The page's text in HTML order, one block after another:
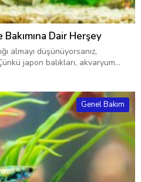
Dair Herşey
almayı düşünüyorsanız,
japon balıkları, akvaryum...
Genel Bakım